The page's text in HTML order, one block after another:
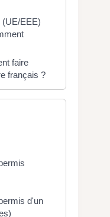
(UE/EEE)
faire
français ?
d'un